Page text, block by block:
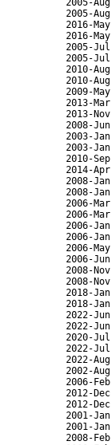
2005-
2005-
2016-
2016-
2005-
2005-
2010-
2010-
2009-
2013-
2013-
2008-
2003-
2003-
2010-
2014-
2008-
2008-
2006-
2006-
2006-
2006-
2006-
2006-
2008-
2008-
2018-
2018-
2022-
2022-
2020-
2022-
2022-
2002-
2006-
2012-
2012-
2001-
2001-
2008-